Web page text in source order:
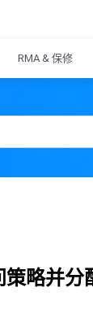
RMA & 保修
策略并